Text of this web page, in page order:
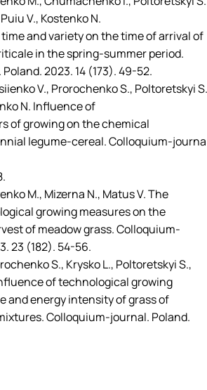
Підручники, навчальні посібники та
для ОС "Бакалавр"
публікації студентів
договори про співпрацю
V., Kostenko N.
and variety on the time of arrival of
in the spring-summer period.
2023. 14 (173). 49-52.
V., Prorochenko S., Poltoretskyi
N. Influence of
of growing on the chemical
legume-cereal. Colloquium-
M., Mizerna N., Matus V. The
growing measures on the
of meadow grass. Colloquium-
23 (182). 54-56.
S., Krysko L., Poltoretskyi S.,
of technological growing
and energy intensity of grass of
Colloquium-journal. Poland.